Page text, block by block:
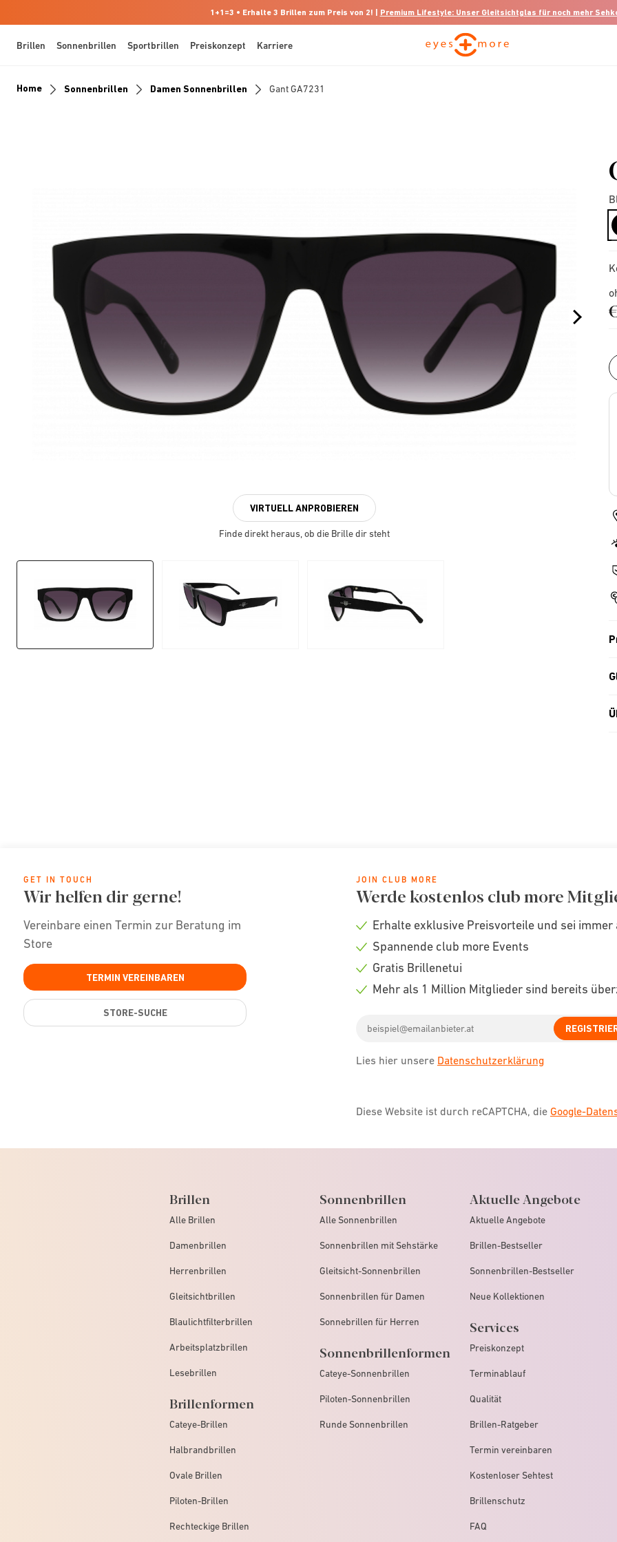
1+1=3 • Erhalte 3 Brillen zum Preis von 2! | Premium Lifestyle: Unser Gleitsichtglas für noch mehr
Brillen Sonnenbrillen Sportbrillen Preiskonzept Karriere
Home Sonnenbrillen Damen Sonnenbrillen Gant GA7231
VIRTUELL ANPROBIEREN
Finde direkt heraus, ob die Brille dir steht
GET IN TOUCH
Wir helfen dir gerne!
Vereinbare einen Termin zur Beratung im
Store
TERMIN VEREINBAREN
STORE-SUCHE
JOIN CLUB MORE
Werde kostenlos club more
Check
Erhalte exklusive Preisvorteile und sei
Check
Spannende club more Events
Check
Gratis Brillenetui
Mehr als 1 Million Mitglieder sind bereits
address
Lies hier unsere Datenschutzerklärung
Diese Website ist durch reCAPTCHA, die Google-
Brillen
Alle Brillen
Damenbrillen
Herrenbrillen
Gleitsichtbrillen
Blaulichtfilterbrillen
Arbeitsplatzbrillen
Lesebrillen
Brillenformen
Cateye-Brillen
Halbrandbrillen
Ovale Brillen
Piloten-Brillen
Rechteckige Brillen
Sonnenbrillen
Alle Sonnenbrillen
Sonnenbrillen mit Sehstärke
Gleitsicht-Sonnenbrillen
Sonnenbrillen für Damen
Sonnebrillen für Herren
Sonnenbrillenformen
Cateye-Sonnenbrillen
Piloten-Sonnenbrillen
Runde Sonnenbrillen
Aktuelle Angebote
Aktuelle Angebote
Brillen-Bestseller
Sonnenbrillen-Bestseller
Neue Kollektionen
Services
Preiskonzept
Terminablauf
Qualität
Brillen-Ratgeber
Termin vereinbaren
Kostenloser Sehtest
Brillenschutz
FAQ